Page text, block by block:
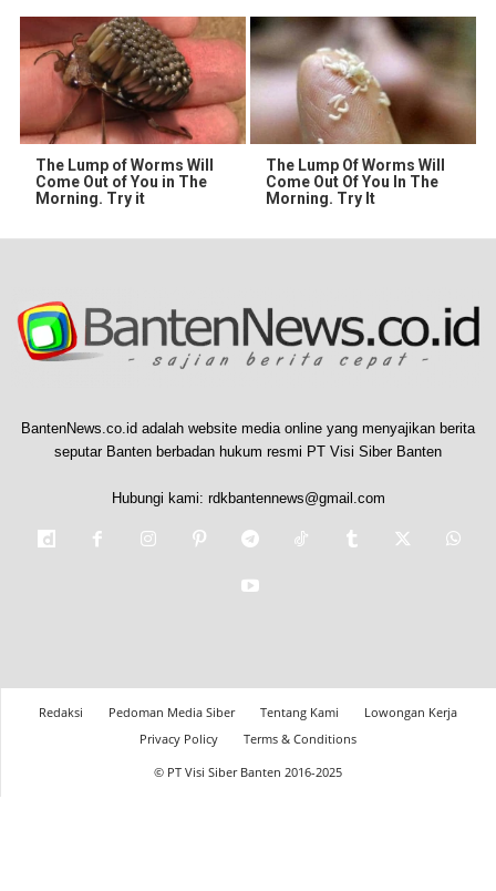
The Lump of Worms Will
Come Out of You in The
Morning. Try it
The Lump Of Worms Will
Come Out Of You In The
Morning. Try It
BantenNews.co.id adalah website media online yang menyajikan berita
seputar Banten berbadan hukum resmi PT Visi Siber Banten
Hubungi kami: rdkbantennews@gmail.com
Redaksi Pedoman Media Siber Tentang Kami
Lowongan Kerja
Privacy Policy
Terms & Conditions
© PT Visi Siber Banten 2016-2025